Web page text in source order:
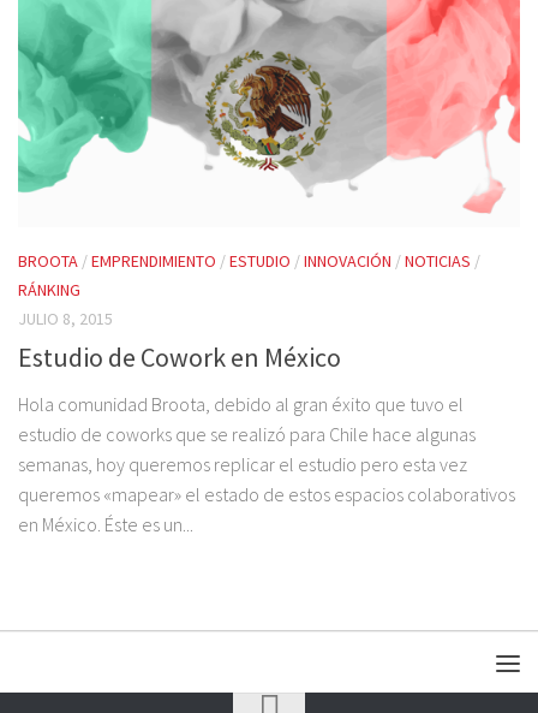
BROOTA /EMPRENDIMIENTO /ESTUDIO /INNOVACIÓN /NOTICIAS /
RÁNKING
JULIO 8, 2015
Estudio de Cowork en México
Hola comunidad Broota, debido al gran éxito que tuvo el
estudio de coworks que se realizó para Chile hace algunas
semanas, hoy queremos replicar el estudio pero esta vez
queremos «mapear» el estado de estos espacios colaborativos
en México. Éste es un...